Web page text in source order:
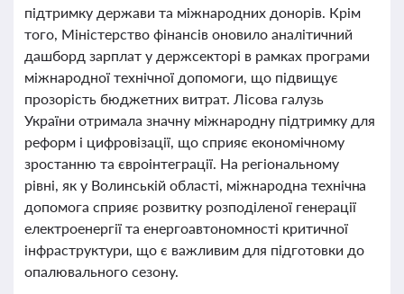
підтримку держави та міжнародних донорів. Крім
того, Міністерство фінансів оновило аналітичний
дашборд зарплат у держсекторі в рамках програми
міжнародної технічної допомоги, що підвищує
прозорість бюджетних витрат. Лісова галузь
України отримала значну міжнародну підтримку для
реформ і цифровізації, що сприяє економічному
зростанню та євроінтеграції. На регіональному
рівні, як у Волинській області, міжнародна технічна
допомога сприяє розвитку розподіленої генерації
електроенергії та енергоавтономності критичної
інфраструктури, що є важливим для підготовки до
опалювального сезону.